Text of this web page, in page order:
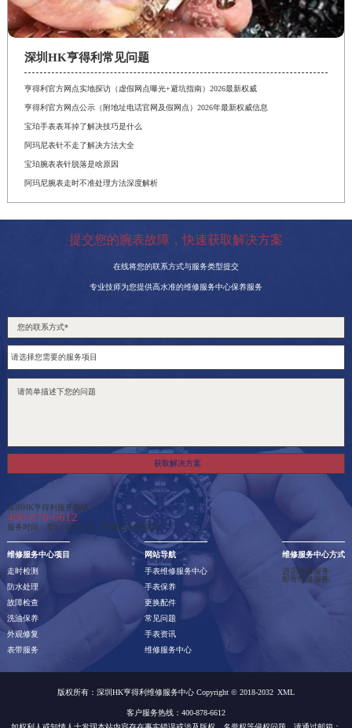
深圳HK亨得利常见问题
亨得利官方网点实地探访（虚假网点曝光+避坑指南）2026最新权威
亨得利官方网点公示（附地址电话官网及假网点）2026年最新权威信息
宝珀手表表耳掉了解决技巧是什么
阿玛尼表针不走了解决方法大全
宝珀腕表表针脱落是啥原因
阿玛尼腕表走时不准处理方法深度解析
提交您的腕表故障，快速获取解决方案
在线将您的联系方式与服务类型提交
专业技师为您提供高水准的维修服务中心保养服务
获取解决方案
深圳HK亨得利服务热线：
400-878-6612
服务时间：早9：00-19:30（节假日正常营业）
维修服务中心项目
走时检测
防水处理
故障检查
洗油保养
外观修复
表带服务
网站导航
手表维修服务中心
手表保养
更换配件
常见问题
手表资讯
维修服务中心
维修服务中心方式
进店维修服务
邮寄维修服务
版权所有：深圳HK亨得利维修服务中心 Copyright © 2018-2032 XML
客户服务热线：400-878-6612